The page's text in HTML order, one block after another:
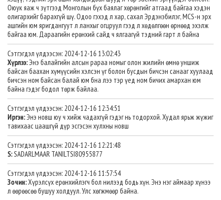
Оюук яаж ч зүтгээд Монголын бүх баялаг хөрөнгийг атгаад байгаа хэдэн
олигархийг барахгүй шү. Одоо гэхэд л хар, сахал Эрдэнэбилэг, MCS-н эрх
ашгийн юм яригдангуут л ланхыг огцруул гээд л хөдөлгөөн өрнөөд эхэлж
байгаа юм. Дараагийн eрөнхий сайд ч ялгаагүй тэдний гарт л байна
Сэтгэгдэл үлдээсэн: 2024-12-16 13:02:43
Хүрлээ:Энэ балайгийн алсын рараа номыг олон жилийн өмнө уншиж
байсан баахан хүмүүсийн хэлсэн үг болон бусдын бичсэн санааг хуулаад
бичсэн ном байсан балай юм бна лээ тэр үед ном бичих амархан юм
байна гэдэг бодол төрж байлаа.
Сэтгэгдэл үлдээсэн: 2024-12-16 12:34:51
Иргэн:Энэ новш юу ч хийж чадахгүй гэдэг нь тодорхой. Худал ярьж жүжиг
тавихаас цаашгүй дүр эсгэсэн хулхны новш
Сэтгэгдэл үлдээсэн: 2024-12-16 12:21:48
S:SADARLMAAR TANILTSI80955877
Сэтгэгдэл үлдээсэн: 2024-12-16 11:57:54
Зочин:Хүрэлсүх ерөнхийлэгч бол нилээд бодь хүн. Энэ нэг аймаар хүнээ
л өөрөөсөө бушуу холдуул. Улс хөгжмөөр байна.